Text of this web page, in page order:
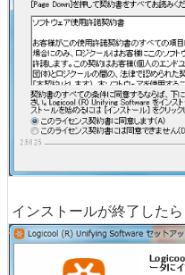
インストールが終了したら